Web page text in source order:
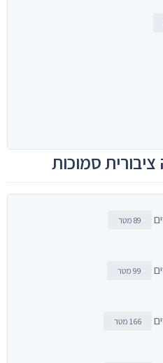
סמוכות
89 מטר
99 מטר
166 מטר